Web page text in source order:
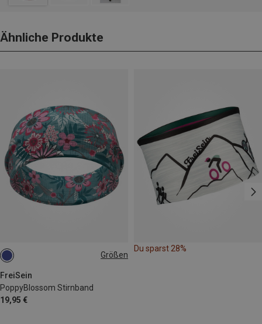
Ähnliche Produkte
Größen
FreiSein
PoppyBlossom Stirnband
19,95 €
ONE SIZE
Du sparst 28%